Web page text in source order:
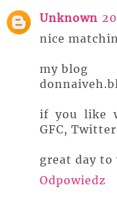
Unknown
nice
my blog
if you like
GFC,
great day to
Odpowiedz